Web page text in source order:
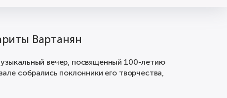
Вартанян
вечер, посвященный 100-летию
собрались поклонники его творчества,